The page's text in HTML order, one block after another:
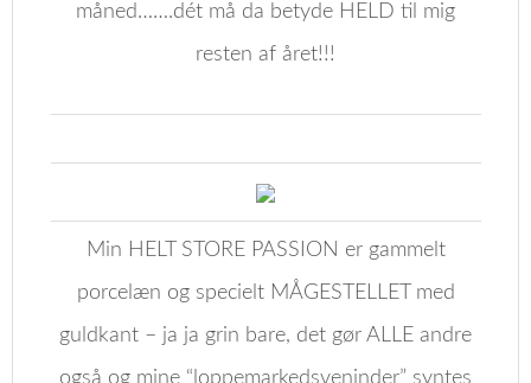
måned…….dét må da betyde HELD til mig
resten af året!!!
Min HELT STORE PASSION er gammelt
porcelæn og specielt MÅGESTELLET med
guldkant – ja ja grin bare, det gør ALLE andre
også og mine “loppemarkedsveninder” syntes